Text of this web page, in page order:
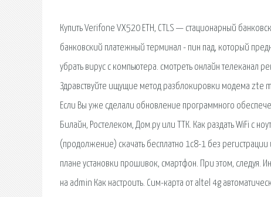
Купить Verifone VX520 ETH, CTLS — стационарный
банковский платежный терминал - пин пад, который
убрать вирус с компьютера. смотреть онлайн телеканал
Здравствуйте ищущие метод разблокировки модема zte
Если Вы уже сделали обновление программного
Билайн, Ростелеком, Дом.ру или ТТК. Как раздать WiFi с
(продолжение) скачать бесплатно 1с8-1 без
плане установки прошивок, смартфон. При этом, следуя.
на admin Как настроить. Сим-карта от altel 4g